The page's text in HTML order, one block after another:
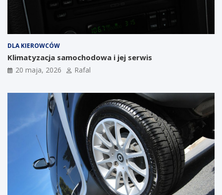
DLA KIEROWCÓW
Klimatyzacja samochodowa i jej serwis
20 maja, 2026 Rafal